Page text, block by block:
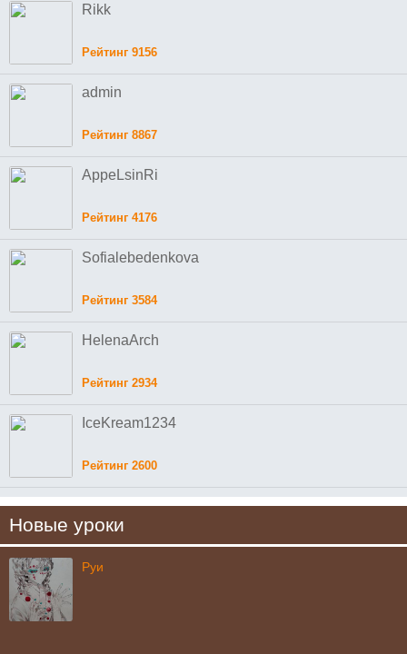
Rikk
Рейтинг 9156
admin
Рейтинг 8867
AppeLsinRi
Рейтинг 4176
Sofialebedenkova
Рейтинг 3584
HelenaArch
Рейтинг 2934
IceKream1234
Рейтинг 2600
Новые уроки
Руи